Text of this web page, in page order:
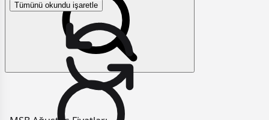
Tümünü okundu işaretle